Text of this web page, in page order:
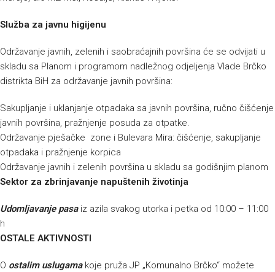
Služba za javnu higijenu
Održavanje javnih, zelenih i saobraćajnih površina će se odvijati u
skladu sa Planom i programom nadležnog odjeljenja Vlade Brčko
distrikta BiH za održavanje javnih površina:
Sakupljanje i uklanjanje otpadaka sa javnih površina, ručno čišćenje
javnih površina, pražnjenje posuda za otpatke.
Održavanje pješačke zone i Bulevara Mira: čišćenje, sakupljanje
otpadaka i pražnjenje korpica
Održavanje javnih i zelenih površina u skladu sa godišnjim planom
Sektor za zbrinjavanje napuštenih životinja
Udomljavanje pasaiz azila svakog utorka i petka od 10:00 – 11:00
h
OSTALE AKTIVNOSTI
O ostalim uslugamakoje pruža JP „Komunalno Brčko“ možete